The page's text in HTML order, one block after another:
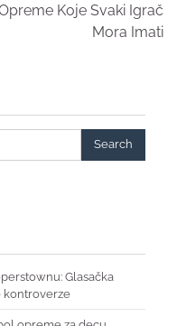
Koje Svaki Igrač
Mora Imati
Glasačka
kontroverze